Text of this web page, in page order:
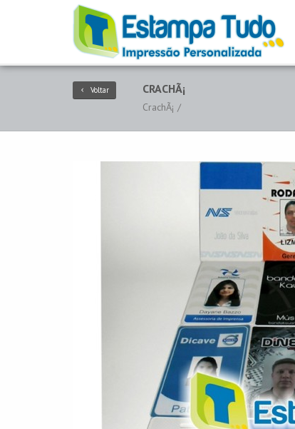
Voltar CRACHÃ¡
CrachÃ¡ /